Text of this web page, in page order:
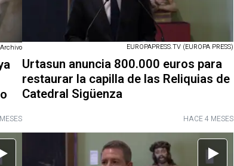
EUROPAPRESS.TV (EUROPA PRESS)
Urtasun anuncia 800.000 euros para
restaurar la capilla de las Reliquias de
Catedral Sigüenza
HACE 4 MESES